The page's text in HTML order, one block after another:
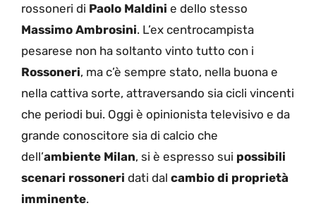
rossoneri di Paolo Maldini e dello stesso
Massimo Ambrosini. L’ex centrocampista
pesarese non ha soltanto vinto tutto con i
Rossoneri, ma c’è sempre stato, nella buona e
nella cattiva sorte, attraversando sia cicli vincenti
che periodi bui. Oggi è opinionista televisivo e da
grande conoscitore sia di calcio che
dell’ambiente Milan, si è espresso sui possibili
scenari rossoneri dati dal cambio di proprietà
imminente.